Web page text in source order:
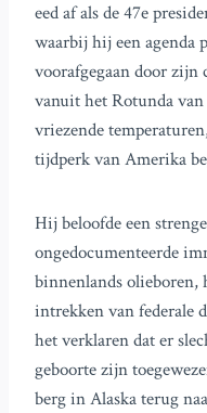
eed af als de 47e
waarbij hij een agenda
voorafgegaan door zijn
vanuit het Rotunda
vriezende
tijdperk van Amerika
Hij beloofde een
ongedocumenteerde
binnenlands olieboren,
intrekken van federale
het verklaren dat er
geboorte zijn
berg in Alaska terug